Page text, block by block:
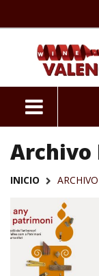
Archivo
INICIO ARCHIVO